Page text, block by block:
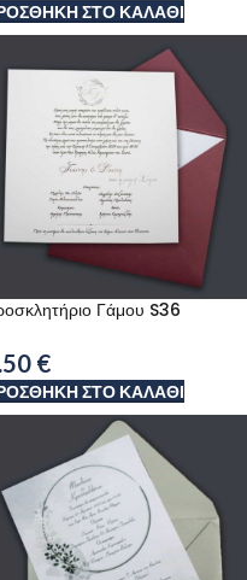
ΣΤΟ ΚΑΛΆΘΙ
Γάμου S36
€
ΣΤΟ ΚΑΛΆΘΙ